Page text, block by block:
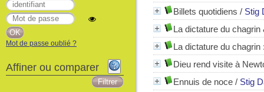
Billets quotidiens / Stig
La dictature du
La dictature du
Dieu rend visite à
Ennuis de noce / Stig
Mot de passe oublié ?
Affiner ou comparer